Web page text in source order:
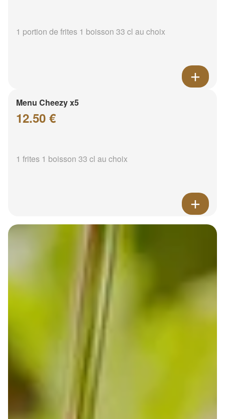
1 portion de frites 1 boisson 33 cl au choix
Menu Cheezy x5
12.50 €
1 frites 1 boisson 33 cl au choix